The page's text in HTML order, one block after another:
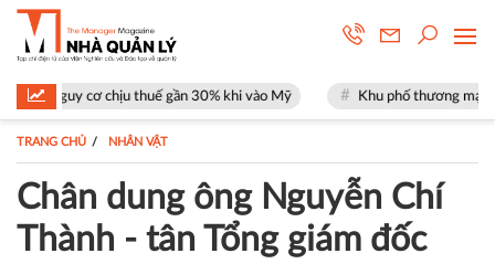
chịu thuế gần 30% khi vào Mỹ Khu phố thương mại SOHO tại
TRANG CHỦ NHÂN VẬT
Chân dung ông Nguyễn Chí
Thành - tân Tổng giám đốc